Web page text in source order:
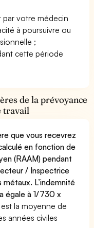
par votre médecin
à poursuivre ou
;
cette période
de la prévoyance
travail
que vous recevrez
en fonction de
(RAAM) pendant
/ Inspectrice
L’indemnité
égale à 1/730 x
la moyenne de
années civiles